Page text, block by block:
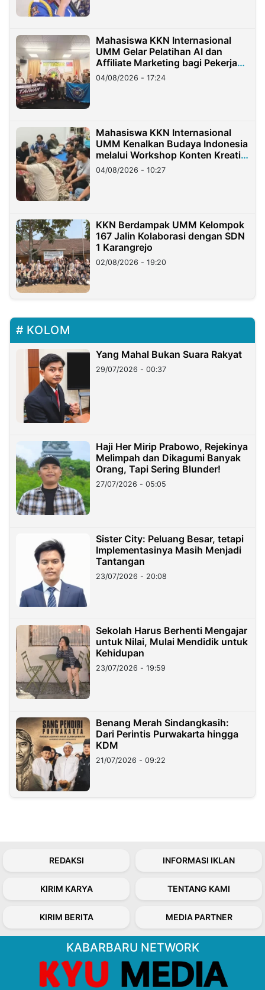
Mahasiswa KKN Internasional
UMM Gelar Pelatihan AI dan
Affiliate Marketing bagi Pekerja
Migran Indonesia di Taiwan
04/08/2026 - 17:24
Mahasiswa KKN Internasional
UMM Kenalkan Budaya Indonesia
melalui Workshop Konten Kreatif
di Taiwan
04/08/2026 - 10:27
KKN Berdampak UMM Kelompok
167 Jalin Kolaborasi dengan SDN
1 Karangrejo
02/08/2026 - 19:20
KOLOM
Yang Mahal Bukan Suara Rakyat
29/07/2026 - 00:37
Haji Her Mirip Prabowo, Rejekinya
Melimpah dan Dikagumi Banyak
Orang, Tapi Sering Blunder!
27/07/2026 - 05:05
Sister City: Peluang Besar, tetapi
Implementasinya Masih Menjadi
Tantangan
23/07/2026 - 20:08
Sekolah Harus Berhenti Mengajar
untuk Nilai, Mulai Mendidik untuk
Kehidupan
23/07/2026 - 19:59
Benang Merah Sindangkasih:
Dari Perintis Purwakarta hingga
KDM
21/07/2026 - 09:22
REDAKSI INFORMASI IKLAN
KIRIM KARYA TENTANG KAMI
KIRIM BERITA MEDIA PARTNER
KABARBARU NETWORK